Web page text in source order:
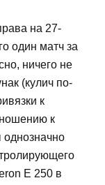
на 27-
один матч за
ничего не
(кулич по-
к
к
E 250 в